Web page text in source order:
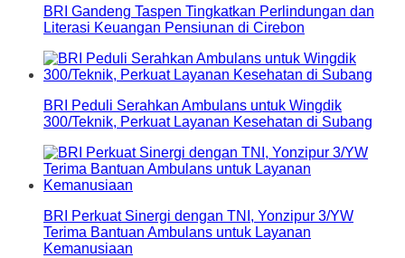
BRI Gandeng Taspen Tingkatkan Perlindungan dan
Literasi Keuangan Pensiunan di Cirebon
BRI Peduli Serahkan Ambulans untuk Wingdik
300/Teknik, Perkuat Layanan Kesehatan di Subang
BRI Perkuat Sinergi dengan TNI, Yonzipur 3/YW
Terima Bantuan Ambulans untuk Layanan
Kemanusiaan